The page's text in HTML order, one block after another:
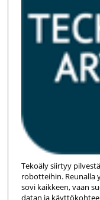
Tekoäly siirtyy
robotteihin. Reunalla
sovi kaikkeen, vaan